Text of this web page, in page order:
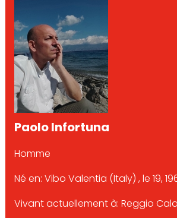
Paolo Infortuna
Homme
Né en: Vibo Valentia (Italy) , le 19,
Vivant actuellement à: Reggio